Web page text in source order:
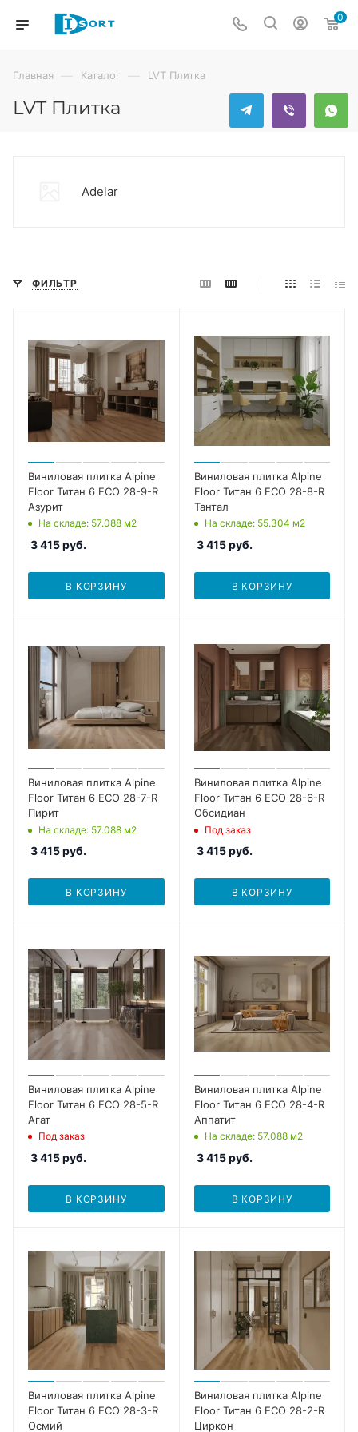
0
Главная — Каталог — LVT Плитка
LVT Плитка
Adelar
ФИЛЬТР
Виниловая плитка Alpine
Floor Титан 6 ECO 28-9-R
Азурит
На складе: 57.088 м2
3 415руб.
В КОРЗИНУ
Виниловая плитка Alpine
Floor Титан 6 ECO 28-8-R
Тантал
На складе: 55.304 м2
3 415руб.
В КОРЗИНУ
Виниловая плитка Alpine
Floor Титан 6 ECO 28-7-R
Пирит
На складе: 57.088 м2
3 415руб.
В КОРЗИНУ
Виниловая плитка Alpine
Floor Титан 6 ECO 28-6-R
Обсидиан
Под заказ
3 415руб.
В КОРЗИНУ
Виниловая плитка Alpine
Floor Титан 6 ECO 28-5-R
Агат
Под заказ
3 415руб.
В КОРЗИНУ
Виниловая плитка Alpine
Floor Титан 6 ECO 28-4-R
Аппатит
На складе: 57.088 м2
3 415руб.
В КОРЗИНУ
Виниловая плитка Alpine
Floor Титан 6 ECO 28-3-R
Осмий
Виниловая плитка Alpine
Floor Титан 6 ECO 28-2-R
Циркон